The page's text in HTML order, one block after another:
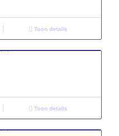
Toon details
Toon details